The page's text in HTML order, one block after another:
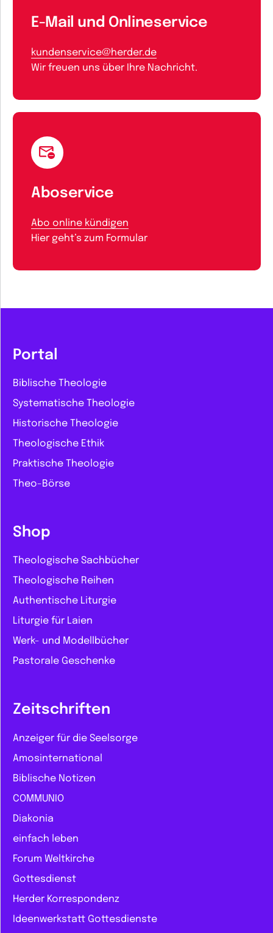
E-Mail und Onlineservice
kundenservice@herder.de
Wir freuen uns über Ihre Nachricht.
Aboservice
Abo online kündigen
Hier geht’s zum Formular
Portal
Biblische Theologie
Systematische Theologie
Historische Theologie
Theologische Ethik
Praktische Theologie
Theo-Börse
Shop
Theologische Sachbücher
Theologische Reihen
Authentische Liturgie
Liturgie für Laien
Werk- und Modellbücher
Pastorale Geschenke
Zeitschriften
Anzeiger für die Seelsorge
Amosinternational
Biblische Notizen
COMMUNIO
Diakonia
einfach leben
Forum Weltkirche
Gottesdienst
Herder Korrespondenz
Ideenwerkstatt Gottesdienste